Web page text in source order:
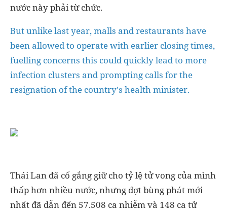
nước này phải từ chức.
But unlike last year, malls and restaurants have
been allowed to operate with earlier closing times,
fuelling concerns this could quickly lead to more
infection clusters and prompting calls for the
resignation of the country's health minister.
Thái Lan đã cố gắng giữ cho tỷ lệ tử vong của mình
thấp hơn nhiều nước, nhưng đợt bùng phát mới
nhất đã dẫn đến 57.508 ca nhiễm và 148 ca tử